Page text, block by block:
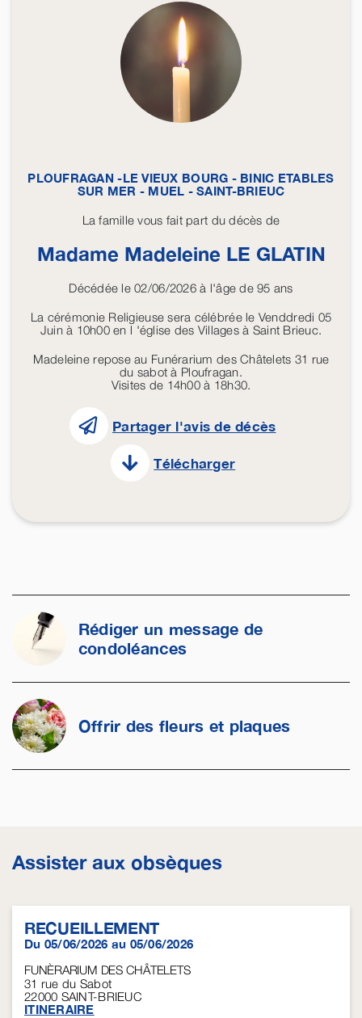
PLOUFRAGAN -LE VIEUX BOURG - BINIC ETABLES
SUR MER - MUEL - SAINT-BRIEUC
La famille vous fait part du décès de
Madame Madeleine LE GLATIN
Décédée le 02/06/2026 à l'âge de 95 ans
La cérémonie Religieuse sera célébrée le Venddredi 05
Juin à 10h00 en l 'église des Villages à Saint Brieuc.
Madeleine repose au Funérarium des Châtelets 31 rue
du sabot à Ploufragan.
Visites de 14h00 à 18h30.
Partager l'avis de décès
Télécharger
Rédiger un message de
condoléances
Offrir des fleurs et plaques
Assister aux obsèques
RECUEILLEMENT
Du 05/06/2026 au 05/06/2026
FUNÈRARIUM DES CHÂTELETS
31 rue du Sabot
22000 SAINT-BRIEUC
ITINERAIRE